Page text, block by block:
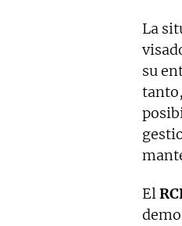
La
su
El